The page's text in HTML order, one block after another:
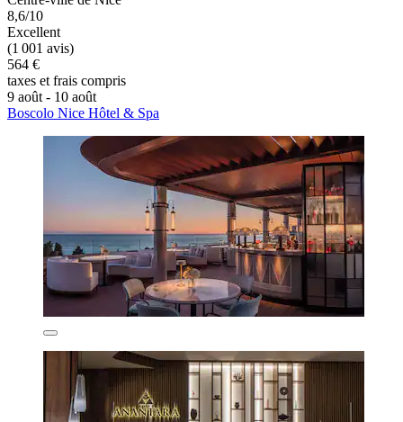
8,6/10
Excellent
(1 001 avis)
564 €
taxes et frais compris
9 août - 10 août
Boscolo Nice Hôtel & Spa